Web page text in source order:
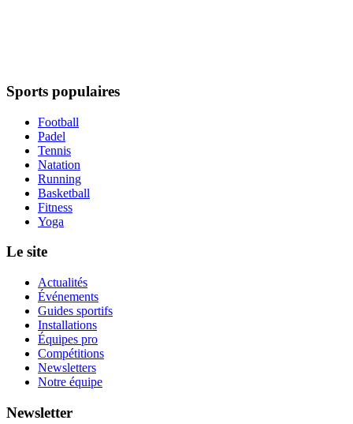
Sports populaires
Football
Padel
Tennis
Natation
Running
Basketball
Fitness
Yoga
Le site
Actualités
Événements
Guides sportifs
Installations
Équipes pro
Compétitions
Newsletters
Notre équipe
Newsletter